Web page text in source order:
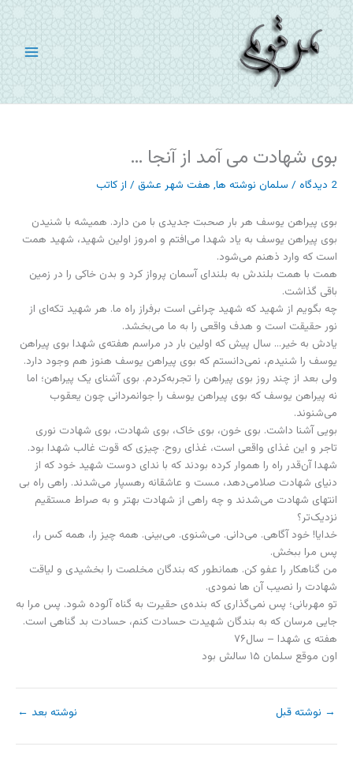
پرش
به
محتوا
بوی شهادت می آمد از آنجا …
2 دیدگاه / سلمان نوشته ها, هفت شهر عشق / از کاتب
بوی پیراهن یوسف هر بار صحبت جدیدی با من دارد. همیشه با شنیدن
بوی پیراهن یوسف به یاد شهدا می‌افتم و امروز اولین شهید، شهید همت
است که وارد ذهنم می‌شود.
همت با همت بلندش به بلندای آسمان پرواز کرد و بدن خاکی را در زمین
باقی گذاشت.
چه بگویم از شهید که شهید چراغی است برفراز راه ما. هر شهید تکه‌ای از
نور حقیقت است و هدف واقعی را به ما می‌بخشد.
یادش به خیر… سال پیش که اولین بار در مراسم هفته‌ی شهدا بوی پیراهن
یوسف را شنیدم، نمی‌دانستم که بوی پیراهن یوسف هنوز هم وجود دارد.
ولی بعد از چند روز بوی پیراهن را تجربه‌کردم. بوی آشنای یک پیراهن؛ اما
نه پیراهن یوسف که بوی پیراهن یوسف را جوانمردانی چون یعقوب
می‌شنوند.
بویی آشنا داشت. بوی خون، بوی خاک، بوی شهادت، بوی شهادت نوری
تاجر و این غذای واقعی است، غذای روح. چیزی که قوت غالب شهدا بود.
شهدا آن‌قدر راه را هموار کرده بودند که با ندای دوست شهید خود که از
دنیای شهادت صلا‌می‌دهد، مست و عاشقانه رهسپار می‌شدند. راهی راه بی
انتهای شهادت می‌شدند و چه راهی از شهادت بهتر و به صراط مستقیم
نزدیک‌تر؟
خدایا! خود آگاهی. می‌دانی. می‌شنوی. می‌بینی. همه چیز را، همه کس را،
پس مرا ببخش.
من گناهکار را عفو کن. همانطور که بندگان مخلصت را بخشیدی و لیاقت
شهادت را نصیب آن ها نمودی.
تو مهربانی؛ پس نمی‌گذاری که بنده‌ی حقیرت به گناه آلوده شود. پس مرا به
جایی مرسان که به بندگان شهیدت حسادت کنم، حسادت بد گناهی است.
هفته ی شهدا – سال۷۶
اون موقع سلمان ۱۵ سالش بود
→ نوشته قبل نوشته بعد ←